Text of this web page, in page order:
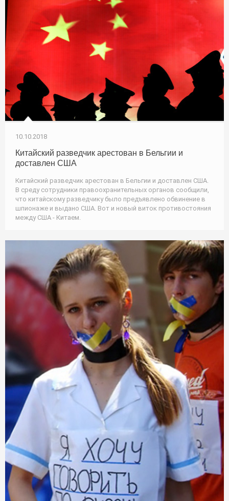
10.10.2018
Китайский разведчик арестован в Бельгии и
доставлен США
Китайский разведчик арестован в Бельгии и доставлен США.
В среду сотрудники правоохранительных органов сообщили,
что китайскому разведчику было предъявлено обвинение в
шпионаже и выдано США. Вот и новый виток противостояния
между США - Китаем.